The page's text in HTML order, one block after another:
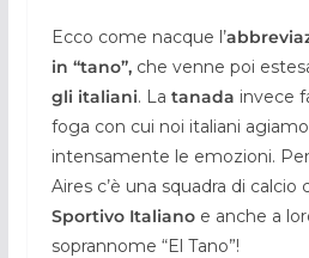
Ecco come nacque l’
in “tano”,che venne poi
gli italiani. La tanada invece
foga con cui noi italiani
intensamente le emozioni.
Aires c’è una squadra di calcio
Sportivo Italianoe anche a
soprannome “El Tano”!